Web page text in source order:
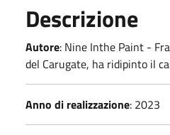
Descrizione
Autore: Nine Inthe Paint -
del Carugate, ha ridipinto il
Anno di realizzazione: 2023